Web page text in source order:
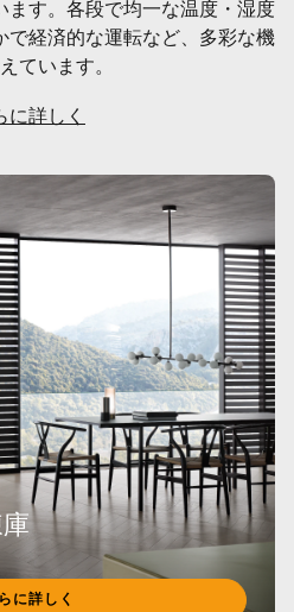
ます。各段で均一な温度・湿度
で経済的な運転など、多彩な機
ています。
に詳しく
に詳しく